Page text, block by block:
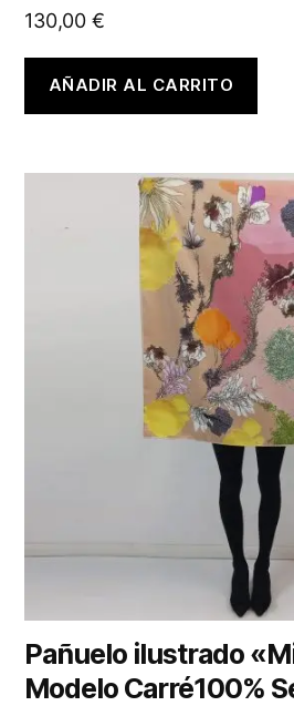
130,00 €
AÑADIR AL CARRITO
Pañuelo ilustrado
Modelo Carré100%